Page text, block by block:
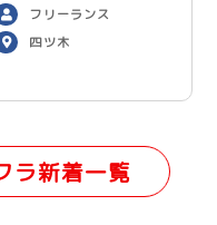
フリーランス
四ツ木
ラ新着一覧